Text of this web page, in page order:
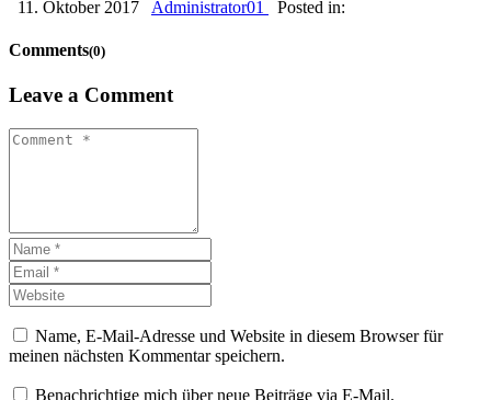
11. Oktober 2017 Administrator01 Posted in:
Comments(0)
Leave a Comment
Name, E-Mail-Adresse und Website in diesem Browser für
meinen nächsten Kommentar speichern.
Benachrichtige mich über neue Beiträge via E-Mail.